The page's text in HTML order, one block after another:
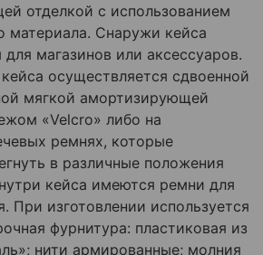
отделкой с использованием
материала. Снаружи кейса
магазинов или аксессуаров.
осуществляется сдвоенной
мягкой амортизирующей
«Velcro» либо на
ремнях, которые
в различные положения
кейса имеются ремни для
При изготовлении используется
фурнитура: пластиковая из
нити армированные; молния